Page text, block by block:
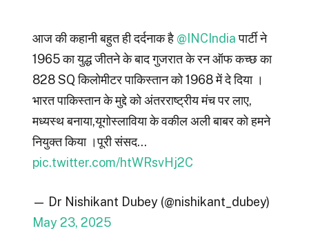
आज की कहानी बहुत ही दर्दनाक है @INCIndiaपार्टी ने
1965 का युद्ध जीतने के बाद गुजरात के रन ऑफ कच्छ का
828 SQ किलोमीटर पाकिस्तान को 1968 में दे दिया ।
भारत पाकिस्तान के मुद्दे को अंतरराष्ट्रीय मंच पर लाए,
मध्यस्थ बनाया,यूगोस्लाविया के वकील अली बाबर को हमने
नियुक्त किया ।पूरी संसद…
pic.twitter.com/htWRsvHj2C
— Dr Nishikant Dubey (@nishikant_dubey)
May 23, 2025